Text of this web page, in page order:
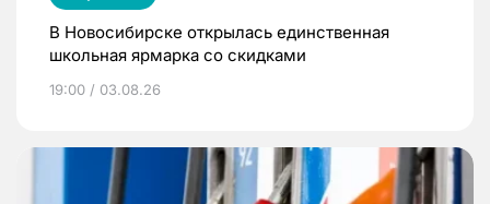
В Новосибирске открылась единственная
школьная ярмарка со скидками
19:00 / 03.08.26